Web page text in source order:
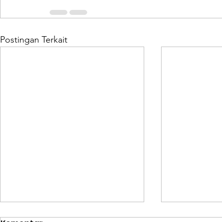
Postingan Terkait